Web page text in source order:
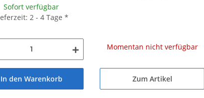
Sofort verfügbar
2 - 4 Tage *
In den Warenkorb
Momentan nicht verfügbar
Zum Artikel